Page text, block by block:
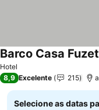
Hotel
Barco Casa
8,9 Excelente 215
Selecione as datas